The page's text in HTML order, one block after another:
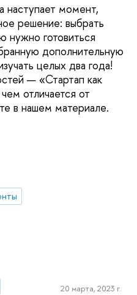
наступает момент,
решение: выбрать
нужно готовиться
дополнительную
целых два года!
— «Стартап как
отличается от
в нашем материале.
20 марта, 2023 г.